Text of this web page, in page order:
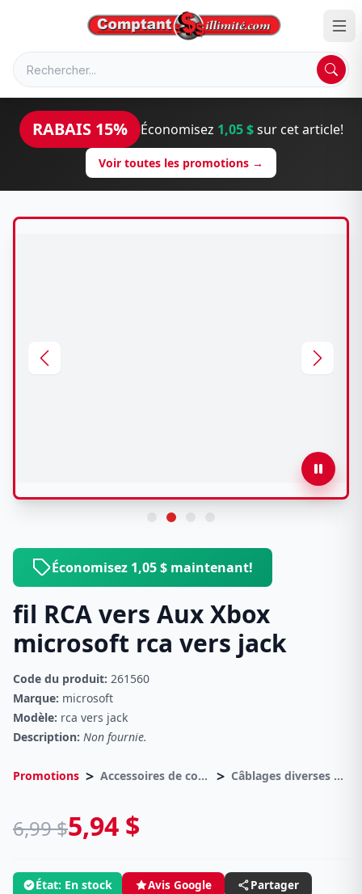
RABAIS 15% Économisez 1,05 $sur cet article!
Voir toutes les promotions →
Économisez 1,05 $ maintenant!
fil RCA vers Aux Xbox
microsoft rca vers jack
Code du produit: 261560
Marque: microsoft
Modèle: rca vers jack
Description: Non fournie.
Promotions > Accessoires de consoles > Câblages diverses consoles
6,99 $5,94 $
État: En stock Avis Google Partager